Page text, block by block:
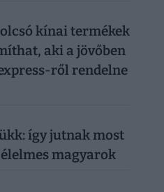
kínai termékek
aki a jövőben
ről rendelne
így jutnak most
magyarok